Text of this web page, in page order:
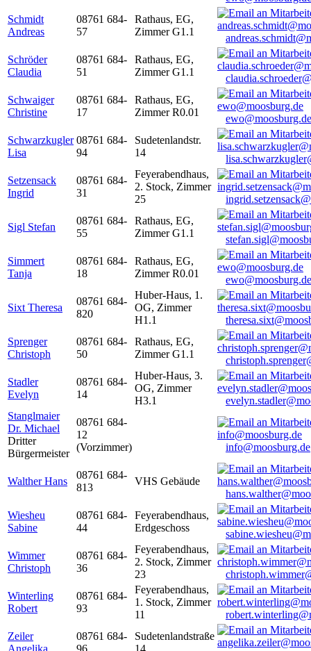
Schmidt
Andreas
08761 684-
57
Rathaus, EG,
Zimmer G1.1
Schröder
Claudia
08761 684-
51
Rathaus, EG,
Zimmer G1.1
Schwaiger
Christine
08761 684-
17
Rathaus, EG,
Zimmer R0.01
ewo@moosburg.de
Schwarzkugler
Lisa
08761 684-
94
Sudetenlandstr.
14
Setzensack
Ingrid
08761 684-
31
Feyerabendhaus,
2. Stock, Zimmer
25
Sigl Stefan
08761 684-
55
Rathaus, EG,
Zimmer G1.1
Simmert
Tanja
08761 684-
18
Rathaus, EG,
Zimmer R0.01
ewo@moosburg.de
Sixt Theresa
08761 684-
820
Huber-Haus, 1.
OG, Zimmer
H1.1
Sprenger
Christoph
08761 684-
50
Rathaus, EG,
Zimmer G1.1
Stadler
Evelyn
08761 684-
14
Huber-Haus, 3.
OG, Zimmer
H3.1
Stanglmaier
Dr. Michael
Dritter
Bürgermeister
08761 684-
12
(Vorzimmer)
info@moosburg.de
Walther Hans
08761 684-
813
VHS Gebäude
Wiesheu
Sabine
08761 684-
44
Feyerabendhaus,
Erdgeschoss
Wimmer
Christoph
08761 684-
36
Feyerabendhaus,
2. Stock, Zimmer
23
Winterling
Robert
08761 684-
93
Feyerabendhaus,
1. Stock, Zimmer
11
Zeiler
Angelika
08761 684-
96
Sudetenlandstraße
14